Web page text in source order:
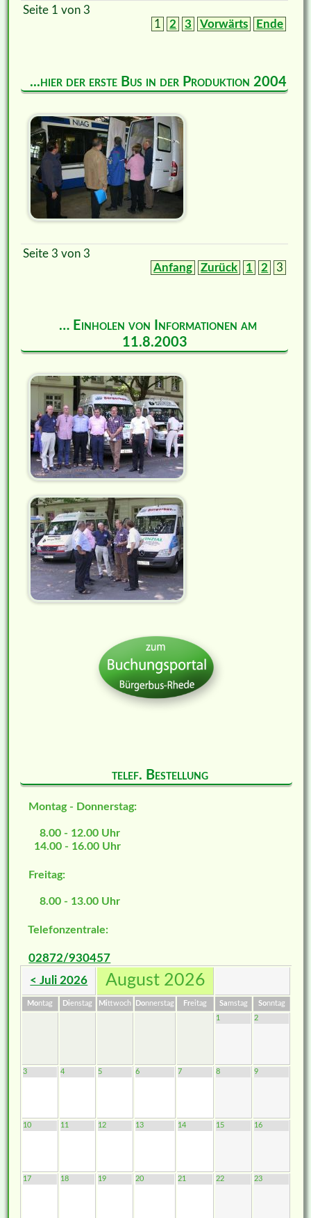
Seite 1 von 3
1
2 3 Vorwärts Ende
...hier der erste Bus in der Produktion 2004
Seite 3 von 3
Anfang
Zurück 1 2 3
… Einholen von Informationen am
11.8.2003
telef. Bestellung
Montag - Donnerstag:
8.00 - 12.00 Uhr
14.00 - 16.00 Uhr
Freitag:
8.00 - 13.00 Uhr
Telefonzentrale:
02872/930457
< Juli 2026 August 2026
Montag Dienstag Mittwoch Donnerstag Freitag Samstag Sonntag
1
2
3 4 5 6 7 8 9
10 11 12 13 14 15 16
17 18 19 20 21 22 23